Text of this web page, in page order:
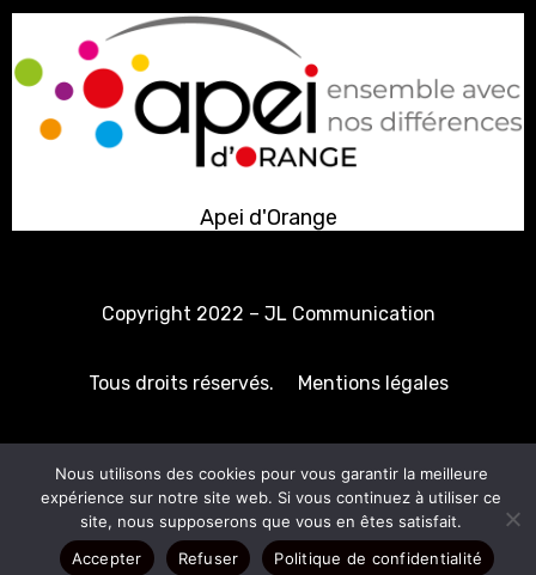
Apei d'Orange
Copyright 2022 – JL Communication
Tous droits réservés. Mentions légales
Nous utilisons des cookies pour vous garantir la meilleure
expérience sur notre site web. Si vous continuez à utiliser ce
site, nous supposerons que vous en êtes satisfait.
Accepter
Refuser Politique de confidentialité